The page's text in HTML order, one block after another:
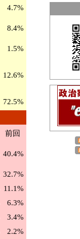
4.7%
8.4%
1.5%
12.6%
72.5%
前回
40.4%
32.7%
11.1%
6.3%
3.4%
2.2%